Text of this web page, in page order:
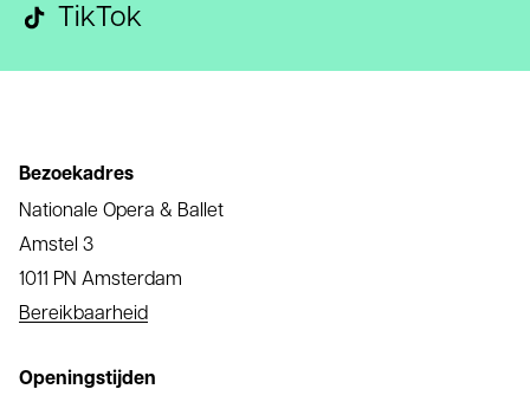
TikTok
Bezoekadres
Nationale Opera & Ballet
Amstel 3
1011 PN Amsterdam
Bereikbaarheid
Openingstijden